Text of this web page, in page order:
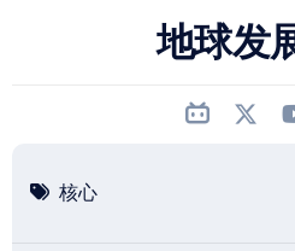
地球发
核心